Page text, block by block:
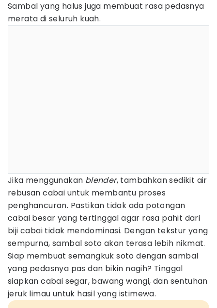
Sambal yang halus juga membuat rasa pedasnya
merata di seluruh kuah.
Jika menggunakan blender, tambahkan sedikit air
rebusan cabai untuk membantu proses
penghancuran. Pastikan tidak ada potongan
cabai besar yang tertinggal agar rasa pahit dari
biji cabai tidak mendominasi. Dengan tekstur yang
sempurna, sambal soto akan terasa lebih nikmat.
Siap membuat semangkuk soto dengan sambal
yang pedasnya pas dan bikin nagih? Tinggal
siapkan cabai segar, bawang wangi, dan sentuhan
jeruk limau untuk hasil yang istimewa.